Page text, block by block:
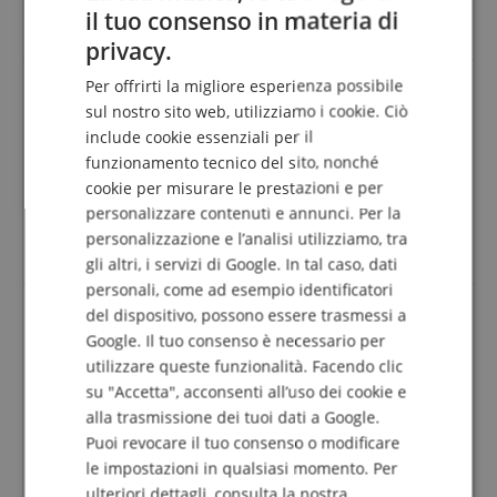
misura. L'acquisto è valso la pena.
Recensione di Stefan il 14.03.2026
VarianteErnie Ball 5371 Tracolla Jacquard Purple Pleasant
Pheasant
Questa recensione è stata tradotta automaticamente. Lingua
originale
acquisto verificato
Bellissima cintura
Recensione diThomasil 28.12.2025
VarianteErnie Ball 4151 Royal Orleans Jacquard Tracolla Per
Chitarra
Questa recensione è stata tradotta automaticamente. Lingua
originale
acquisto verificato
ENGLISH
ITALIAN
SPANISH
il tuo consenso in materia di
privacy.
Per offrirti la migliore esperienza possibile
sul nostro sito web, utilizziamo i cookie. Ciò
include cookie essenziali per il
funzionamento tecnico del sito, nonché
cookie per misurare le prestazioni e per
personalizzare contenuti e annunci. Per la
personalizzazione e l’analisi utilizziamo, tra
gli altri, i servizi di Google. In tal caso, dati
personali, come ad esempio identificatori
del dispositivo, possono essere trasmessi a
Google. Il tuo consenso è necessario per
utilizzare queste funzionalità. Facendo clic
su "Accetta", acconsenti all’uso dei cookie e
alla trasmissione dei tuoi dati a Google.
Puoi revocare il tuo consenso o modificare
le impostazioni in qualsiasi momento. Per